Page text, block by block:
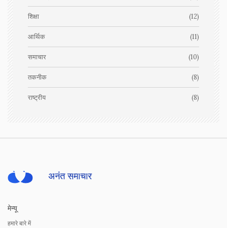
शिक्षा (12)
आर्थिक (11)
समाचार (10)
तकनीक (8)
राष्ट्रीय (8)
मेन्यू
हमारे बारे में